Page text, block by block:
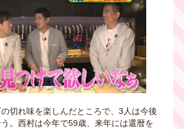
切れ味を楽しんだところで、3人は今後
。西村は今年で59歳、来年には還暦を